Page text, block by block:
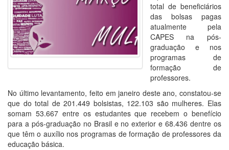
total de beneficiários
das bolsas pagas
atualmente pela
CAPES na pós-
graduação e nos
programas de
formação de
professores.
No último levantamento, feito em janeiro deste ano, constatou-se
que do total de 201.449 bolsistas, 122.103 são mulheres. Elas
somam 53.667 entre os estudantes que recebem o benefício
para a pós-graduação no Brasil e no exterior e 68.436 dentre os
que têm o auxílio nos programas de formação de professores da
educação básica.